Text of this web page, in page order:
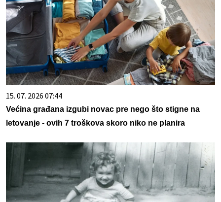
15. 07. 2026 07:44
Većina građana izgubi novac pre nego što stigne na
letovanje - ovih 7 troškova skoro niko ne planira